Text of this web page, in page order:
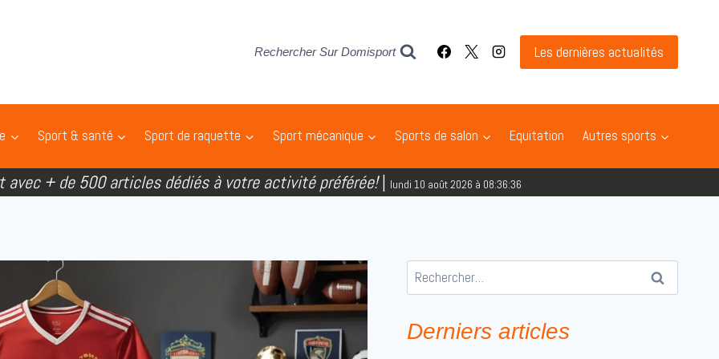
Rechercher Sur Domisport Les dernières actualités
Sport & santé Sport de raquette Sport mécanique Sports de salon Equitation Autres sports
avec + de 500 articles dédiés à votre activité préférée!| lundi 10 août 2026 à 08:36:37
Rechercher :
Derniers articles